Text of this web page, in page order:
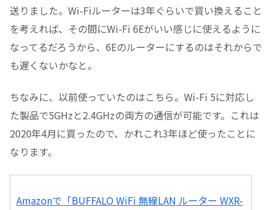
送りました。Wi-Fiルーターは3年ぐらいで買い換えること
を考えれば、その間にWi-Fi 6Eがいい感じに使えるように
なってるだろうから、6Eのルーターにするのはそれからで
も遅くないかなと。
ちなみに、以前使っていたのはこちら。Wi-Fi 5に対応し
た製品で5GHzと2.4GHzの両方の通信が可能です。これは
2020年4月に買ったので、かれこれ3年ほど使ったことに
なります。
Amazonで「BUFFALO WiFi 無線LAN ルーター WXR-